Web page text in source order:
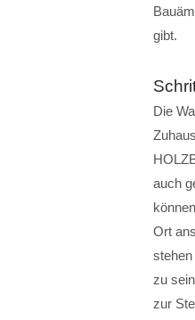
gibt.
Die
auch
Ort
zu
zur